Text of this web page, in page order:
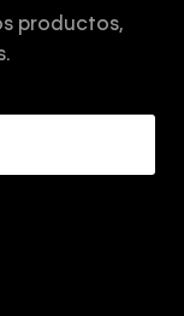
productos,